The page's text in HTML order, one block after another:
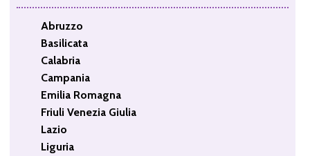
Abruzzo
Basilicata
Calabria
Campania
Emilia Romagna
Friuli Venezia Giulia
Lazio
Liguria